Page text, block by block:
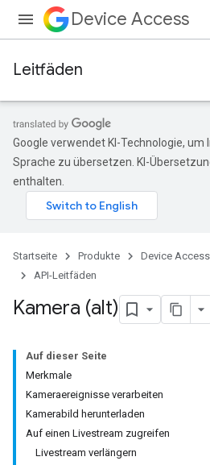
Device Access
Leitfäden
Google verwendet KI-Technologie, um
Sprache zu übersetzen. KI-
enthalten.
Startseite Produkte Device Access
API-Leitfäden
Kamera (alt)
Auf dieser Seite
Merkmale
Kameraereignisse verarbeiten
Kamerabild herunterladen
Auf einen Livestream zugreifen
Livestream verlängern